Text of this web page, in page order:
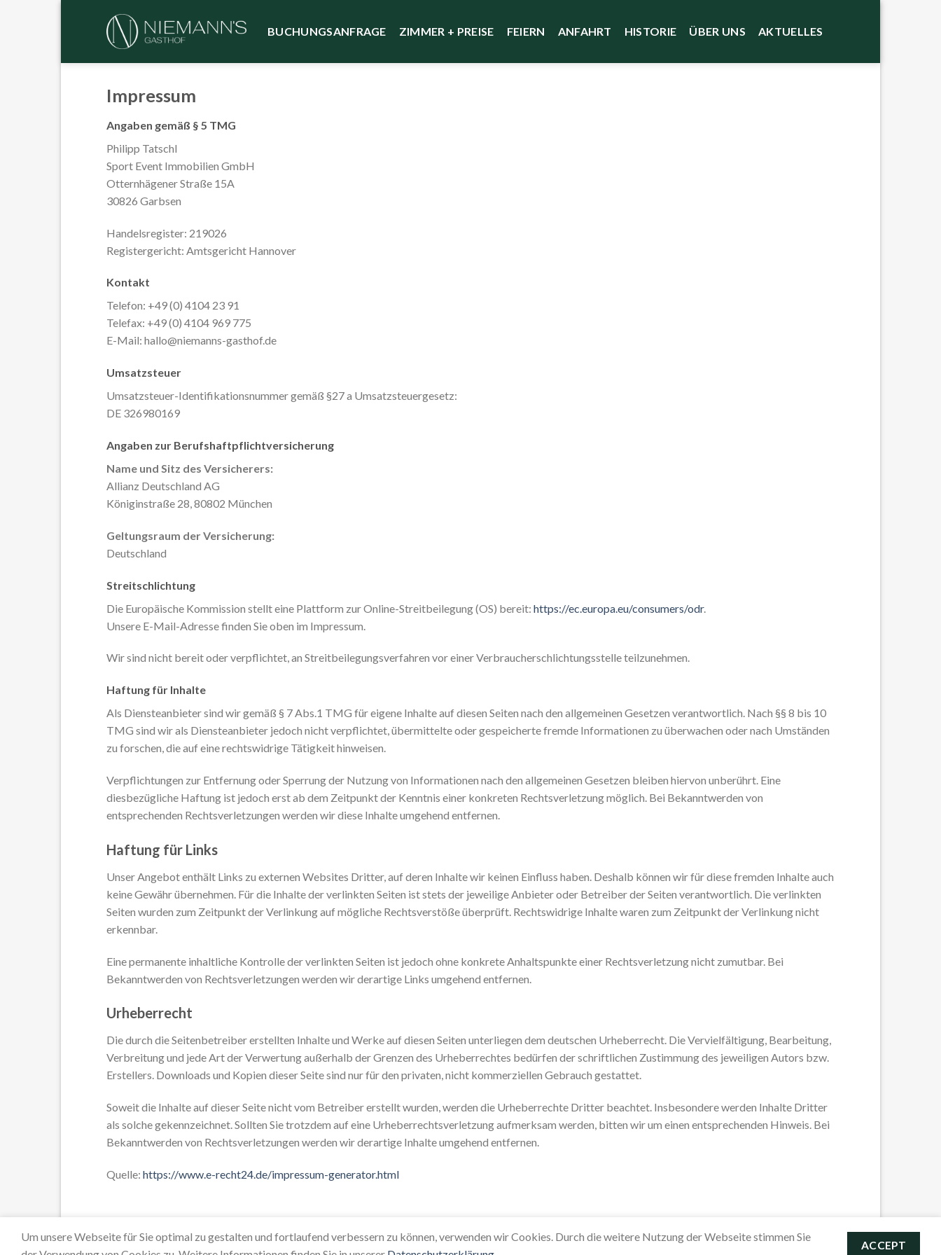
BUCHUNGSANFRAGE ZIMMER + PREISE FEIERN ANFAHRT HISTORIE ÜBER UNS AKTUELLES
Impressum
Angaben gemäß § 5 TMG
Philipp Tatschl
Sport Event Immobilien GmbH
Otternhägener Straße 15A
30826 Garbsen
Handelsregister: 219026
Registergericht: Amtsgericht Hannover
Kontakt
Telefon: +49 (0) 4104 23 91
Telefax: +49 (0) 4104 969 775
E-Mail: hallo@niemanns-gasthof.de
Umsatzsteuer
Umsatzsteuer-Identifikationsnummer gemäß §27 a Umsatzsteuergesetz:
DE 326980169
Angaben zur Berufshaftpflichtversicherung
Name und Sitz des Versicherers:
Allianz Deutschland AG
Königinstraße 28, 80802 München
Geltungsraum der Versicherung:
Deutschland
Streitschlichtung
Die Europäische Kommission stellt eine Plattform zur Online-Streitbeilegung (OS) bereit: https://ec.europa.eu/consumers/odr.
Unsere E-Mail-Adresse finden Sie oben im Impressum.
Wir sind nicht bereit oder verpflichtet, an Streitbeilegungsverfahren vor einer Verbraucherschlichtungsstelle teilzunehmen.
Haftung für Inhalte
Als Diensteanbieter sind wir gemäß § 7 Abs.1 TMG für eigene Inhalte auf diesen Seiten nach den allgemeinen Gesetzen verantwortlich. Nach §§ 8 bis 10
TMG sind wir als Diensteanbieter jedoch nicht verpflichtet, übermittelte oder gespeicherte fremde Informationen zu überwachen oder nach Umständen
zu forschen, die auf eine rechtswidrige Tätigkeit hinweisen.
Verpflichtungen zur Entfernung oder Sperrung der Nutzung von Informationen nach den allgemeinen Gesetzen bleiben hiervon unberührt. Eine
diesbezügliche Haftung ist jedoch erst ab dem Zeitpunkt der Kenntnis einer konkreten Rechtsverletzung möglich. Bei Bekanntwerden von
entsprechenden Rechtsverletzungen werden wir diese Inhalte umgehend entfernen.
Haftung für Links
Unser Angebot enthält Links zu externen Websites Dritter, auf deren Inhalte wir keinen Einfluss haben. Deshalb können wir für diese fremden Inhalte auch
keine Gewähr übernehmen. Für die Inhalte der verlinkten Seiten ist stets der jeweilige Anbieter oder Betreiber der Seiten verantwortlich. Die verlinkten
Seiten wurden zum Zeitpunkt der Verlinkung auf mögliche Rechtsverstöße überprüft. Rechtswidrige Inhalte waren zum Zeitpunkt der Verlinkung nicht
erkennbar.
Eine permanente inhaltliche Kontrolle der verlinkten Seiten ist jedoch ohne konkrete Anhaltspunkte einer Rechtsverletzung nicht zumutbar. Bei
Bekanntwerden von Rechtsverletzungen werden wir derartige Links umgehend entfernen.
Urheberrecht
Die durch die Seitenbetreiber erstellten Inhalte und Werke auf diesen Seiten unterliegen dem deutschen Urheberrecht. Die Vervielfältigung, Bearbeitung,
Verbreitung und jede Art der Verwertung außerhalb der Grenzen des Urheberrechtes bedürfen der schriftlichen Zustimmung des jeweiligen Autors bzw.
Erstellers. Downloads und Kopien dieser Seite sind nur für den privaten, nicht kommerziellen Gebrauch gestattet.
Soweit die Inhalte auf dieser Seite nicht vom Betreiber erstellt wurden, werden die Urheberrechte Dritter beachtet. Insbesondere werden Inhalte Dritter
als solche gekennzeichnet. Sollten Sie trotzdem auf eine Urheberrechtsverletzung aufmerksam werden, bitten wir um einen entsprechenden Hinweis. Bei
Bekanntwerden von Rechtsverletzungen werden wir derartige Inhalte umgehend entfernen.
Quelle: https://www.e-recht24.de/impressum-generator.html
Um unsere Webseite für Sie optimal zu gestalten und fortlaufend verbessern zu können, verwenden wir Cookies. Durch die weitere Nutzung der Webseite stimmen Sie
ACCEPT